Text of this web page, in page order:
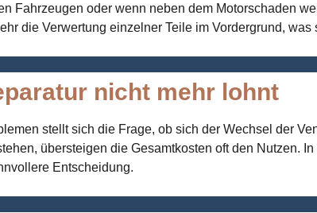
Fahrzeugen oder wenn neben dem Motorschaden
die Verwertung einzelner Teile im Vordergrund,
nicht mehr lohnt
stellt sich die Frage, ob sich der Wechsel der
übersteigen die Gesamtkosten oft den Nutzen.
Entscheidung.